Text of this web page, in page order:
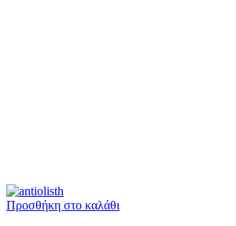
Προσθήκη στο καλάθι